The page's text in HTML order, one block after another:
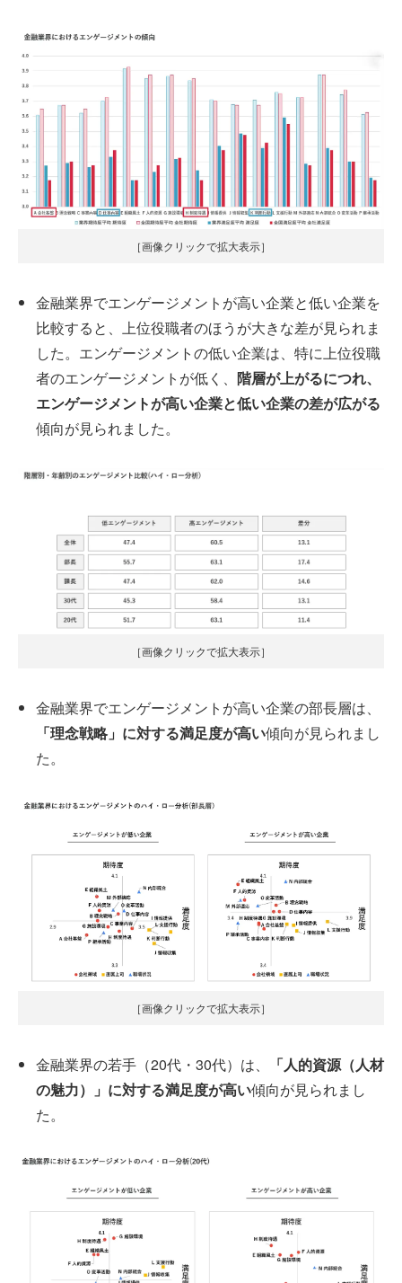
［画像クリックで拡大表示］
金融業界でエンゲージメントが高い企業と低い企業を
比較すると、上位役職者のほうが大きな差が見られま
した。エンゲージメントの低い企業は、特に上位役職
者のエンゲージメントが低く、 階層が上がるにつれ、
エンゲージメントが高い企業と低い企業の差が広がる
傾向が見られました。
［画像クリックで拡大表示］
金融業界でエンゲージメントが高い企業の部長層は、
「理念戦略」に対する満足度が高い傾向が見られまし
た。
［画像クリックで拡大表示］
金融業界の若手（20代・30代）は、
「人的資源（人材
の魅力）」に対する満足度が高い傾向が見られまし
た。